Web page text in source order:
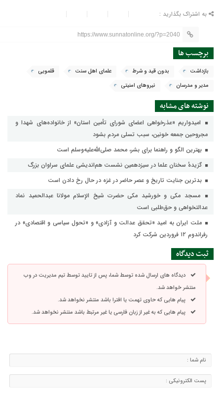
به اشتراک بگذارید :
https://www.sunnatonline.org/?p=2040
برچسب ها
بازداشت بدون قید و شرط علمای اهل سنت
قلمویی
مدیر و مدرسان
نیروهای امنیتی
نوشته های مشابه
امیدواریم «عذرخواهی اعضای شورای تأمین استان» از خانواده‌های شهدا و
مجروحین جمعه خونین، سبب تسلی مردم بشود
بهترین الگو و راهنما برای بشر، محمد صلی‌الله‌علیه‌وسلم است
گزیدهٔ سخنان علما در سیزدهمين نشست هم‌انديشى علماى سراوان بزرگ
بدترین جنایت تاریخ و عصر حاضر در غزه در حال رخ دادن است
مسجد مکی و خورشید مکی حضرت شیخ الإسلام مولانا عبدالحمید نماد
عدالتخواهی و حق‌طلبی است
ملت ایران به امید «تحقق عدالت و آزادی» و «تحول سیاسی و اقتصادی» در
رفراندوم ۱۲ فروردین شرکت کرد
ثبت دیدگاه
دیدگاه های ارسال شده توسط شما، پس از تایید توسط تیم مدیریت در وب
منتشر خواهد شد.
پیام هایی که حاوی تهمت یا افترا باشد منتشر نخواهد شد.
پیام هایی که به غیر از زبان فارسی یا غیر مرتبط باشد منتشر نخواهد شد.